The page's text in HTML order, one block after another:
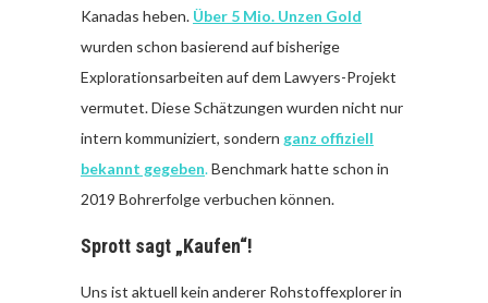
Kanadas heben. Über 5 Mio. Unzen Gold
wurden schon basierend auf bisherige
Explorationsarbeiten auf dem Lawyers-Projekt
vermutet. Diese Schätzungen wurden nicht nur
intern kommuniziert, sondern ganz offiziell
bekannt gegeben.Benchmark hatte schon in
2019 Bohrerfolge verbuchen können.
Sprott sagt „Kaufen“!
Uns ist aktuell kein anderer Rohstoffexplorer in